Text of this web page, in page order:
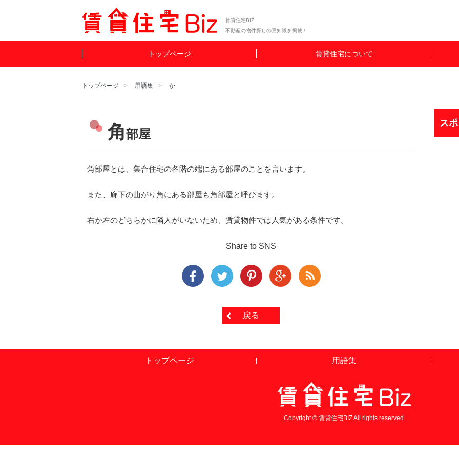
賃貸住宅BIZ
不動産の物件探しの豆知識を掲載！
トップページ 賃貸住宅について
トップページ 用語集 か
角部屋
角部屋とは、集合住宅の各階の端にある部屋のことを言います。
また、廊下の曲がり角にある部屋も角部屋と呼びます。
右か左のどちらかに隣人がいないため、賃貸物件では人気がある条件です。
Share to SNS
戻る
ス
トップページ 用語集
Copyright © 賃貸住宅BIZ All rights reserved.